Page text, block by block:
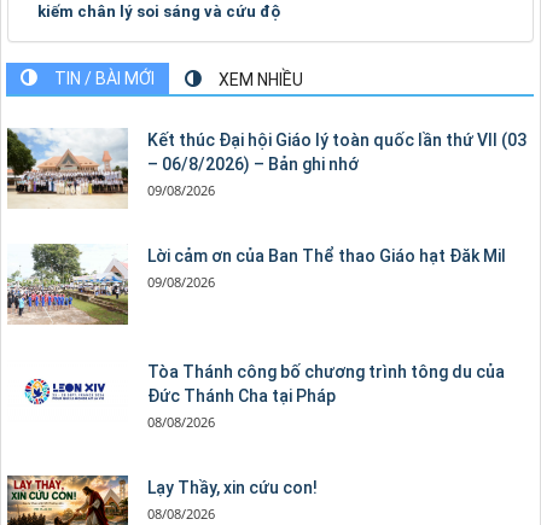
kiếm chân lý soi sáng và cứu độ
TIN / BÀI MỚI XEM NHIỀU
Kết thúc Đại hội Giáo lý toàn quốc lần thứ VII (03
– 06/8/2026) – Bản ghi nhớ
09/08/2026
Lời cảm ơn của Ban Thể thao Giáo hạt Đăk Mil
09/08/2026
Tòa Thánh công bố chương trình tông du của
Đức Thánh Cha tại Pháp
08/08/2026
Lạy Thầy, xin cứu con!
08/08/2026